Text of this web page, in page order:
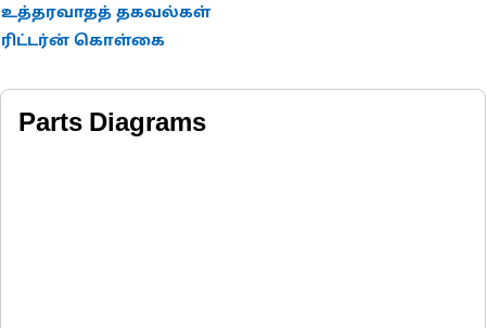
உத்தரவாதத் தகவல்கள்
ரிட்டர்ன் கொள்கை
Parts Diagrams